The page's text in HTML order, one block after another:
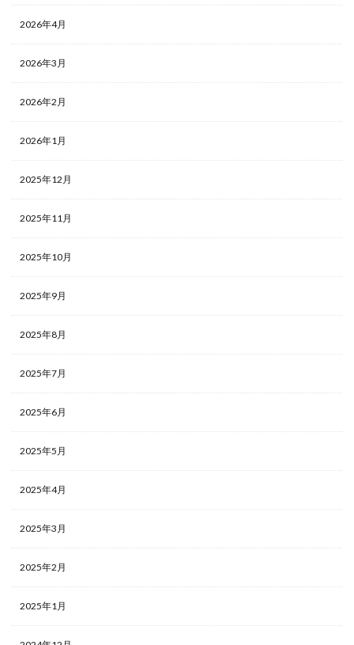
2026年4月
2026年3月
2026年2月
2026年1月
2025年12月
2025年11月
2025年10月
2025年9月
2025年8月
2025年7月
2025年6月
2025年5月
2025年4月
2025年3月
2025年2月
2025年1月